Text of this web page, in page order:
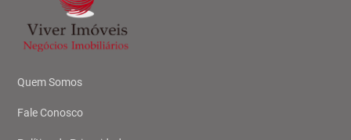
Quem Somos
Fale Conosco